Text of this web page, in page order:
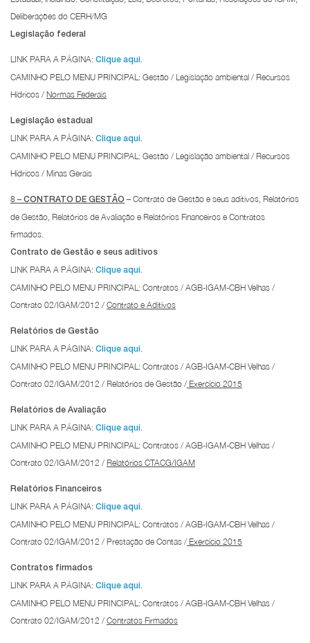
Deliberações do CERH/MG
Legislação federal
LINK PARA A PÁGINA: Clique aqui.
CAMINHO PELO MENU PRINCIPAL: Gestão / Legislação ambiental / Recursos
Hídricos / Normas Federais
Legislação estadual
LINK PARA A PÁGINA: Clique aqui.
CAMINHO PELO MENU PRINCIPAL: Gestão / Legislação ambiental / Recursos
Hídricos / Minas Gerais
8 – CONTRATO DE GESTÃO – Contrato de Gestão e seus aditivos, Relatórios
de Gestão, Relatórios de Avaliação e Relatórios Financeiros e Contratos
firmados.
Contrato de Gestão e seus aditivos
LINK PARA A PÁGINA: Clique aqui.
CAMINHO PELO MENU PRINCIPAL: Contratos / AGB-IGAM-CBH Velhas /
Contrato 02/IGAM/2012 / Contrato e Aditivos
Relatórios de Gestão
LINK PARA A PÁGINA: Clique aqui.
CAMINHO PELO MENU PRINCIPAL: Contratos / AGB-IGAM-CBH Velhas /
Contrato 02/IGAM/2012 / Relatórios de Gestão / Exercício 2015
Relatórios de Avaliação
LINK PARA A PÁGINA: Clique aqui.
CAMINHO PELO MENU PRINCIPAL: Contratos / AGB-IGAM-CBH Velhas /
Contrato 02/IGAM/2012 / Relatórios CTACG/IGAM
Relatórios Financeiros
LINK PARA A PÁGINA: Clique aqui.
CAMINHO PELO MENU PRINCIPAL: Contratos / AGB-IGAM-CBH Velhas /
Contrato 02/IGAM/2012 / Prestação de Contas / Exercício 2015
Contratos firmados
LINK PARA A PÁGINA: Clique aqui.
CAMINHO PELO MENU PRINCIPAL: Contratos / AGB-IGAM-CBH Velhas /
Contrato 02/IGAM/2012 / Contratos Firmados